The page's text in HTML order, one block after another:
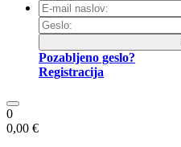
Pozabljeno geslo?
Registracija
0
0,00 €